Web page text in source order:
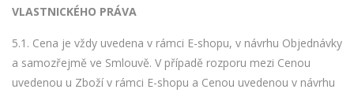
VLASTNICKÉHO PRÁVA
5.1. Cena je vždy uvedena v rámci E-shopu, v návrhu Objednávky
a samozřejmě ve Smlouvě. V případě rozporu mezi Cenou
uvedenou u Zboží v rámci E-shopu a Cenou uvedenou v návrhu